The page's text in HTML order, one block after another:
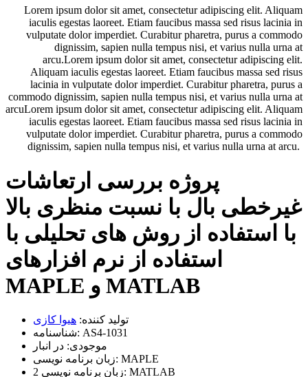
Lorem ipsum dolor sit amet, consectetur adipiscing elit. Aliquam
iaculis egestas laoreet. Etiam faucibus massa sed risus lacinia in
vulputate dolor imperdiet. Curabitur pharetra, purus a commodo
dignissim, sapien nulla tempus nisi, et varius nulla urna at
arcu.Lorem ipsum dolor sit amet, consectetur adipiscing elit.
Aliquam iaculis egestas laoreet. Etiam faucibus massa sed risus
lacinia in vulputate dolor imperdiet. Curabitur pharetra, purus a
commodo dignissim, sapien nulla tempus nisi, et varius nulla urna at
arcuLorem ipsum dolor sit amet, consectetur adipiscing elit. Aliquam
iaculis egestas laoreet. Etiam faucibus massa sed risus lacinia in
vulputate dolor imperdiet. Curabitur pharetra, purus a commodo
dignissim, sapien nulla tempus nisi, et varius nulla urna at arcu.
پروژه بررسی ارتعاشات
غیرخطی بال با نسبت منظری بالا
با استفاده از روش های تحلیلی با
استفاده از نرم افزارهای
MAPLE و MATLAB
تولید کننده: هیوا کازی
شناسنامه: AS4-1031
موجودی: در انبار
زبان برنامه نویسی: MAPLE
زبان برنامه نویسی 2: MATLAB